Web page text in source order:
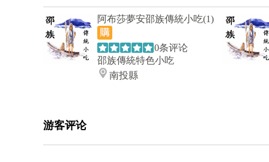
阿布莎夢安邵族傳統小吃(1)
0条评论
邵族傳統特色小吃
南投縣
游客评论